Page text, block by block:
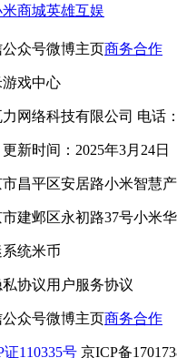
米商城英雄互娱
众号微博主页商务合作
戏中心
网络科技有限公司 电话
新时间：2025年3月24日
昌平区安居路小米智慧
建邺区永初路37号小米
系统米币
私协议用户服务协议
众号微博主页商务合作
证110335号 京ICP备